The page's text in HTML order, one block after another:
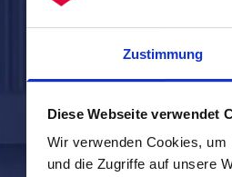
Zustimmung
Diese Webseite verwendet
Wir verwenden Cookies,
und die Zugriffe auf unsere